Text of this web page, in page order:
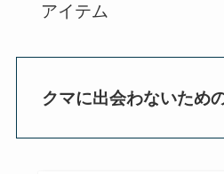
アイテム
クマに出会わないため